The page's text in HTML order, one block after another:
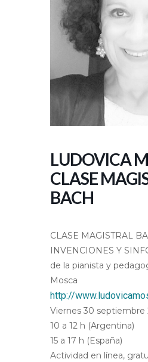
LUDOVICA
CLASE
BACH
CLASE MAGISTRAL
INVENCIONES Y
de la pianista y
Mosca
http://
Viernes 30 septiembre
10 a 12 h (Argentina)
15 a 17 h (España)
Actividad en línea,